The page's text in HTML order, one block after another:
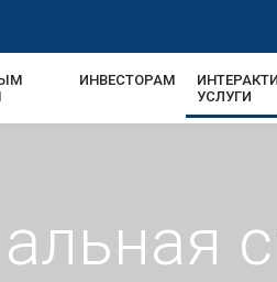
ИНВЕСТОРАМ
УСЛУГИ